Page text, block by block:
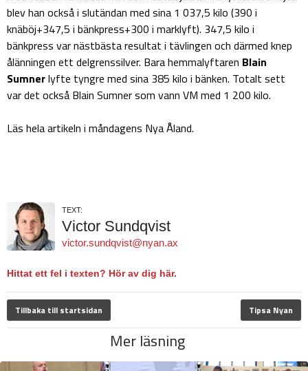
blev han också i slutändan med sina 1 037,5 kilo (390 i
knäböj+347,5 i bänkpress+300 i marklyft). 347,5 kilo i
bänkpress var nästbästa resultat i tävlingen och därmed knep
ålänningen ett delgrenssilver. Bara hemmalyftaren Blain
Sumnerlyfte tyngre med sina 385 kilo i bänken. Totalt sett
var det också Blain Sumner som vann VM med 1 200 kilo.
Läs hela artikeln i måndagens Nya Åland.
TEXT:
Victor Sundqvist
victor.sundqvist@nyan.ax
Hittat ett fel i texten? Hör av dig här.
Tillbaka till startsidan Tipsa Nyan
Mer läsning